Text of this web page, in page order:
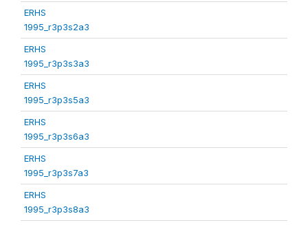
ERHS
1995_r3p3s2a3
ERHS
1995_r3p3s3a3
ERHS
1995_r3p3s5a3
ERHS
1995_r3p3s6a3
ERHS
1995_r3p3s7a3
ERHS
1995_r3p3s8a3